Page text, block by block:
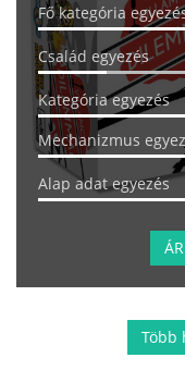
Fő kategória
Család egyezés
Kategória egyezés
Mechanizmus
Alap adat egyezés
Több